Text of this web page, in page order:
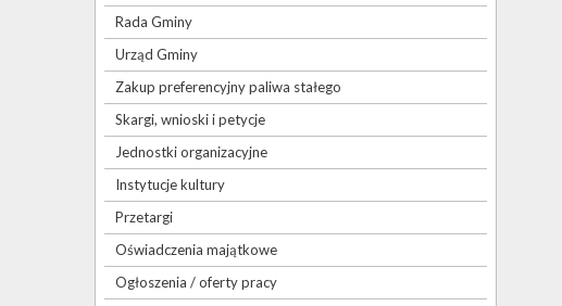
Rada Gminy
Urząd Gminy
Zakup preferencyjny paliwa stałego
Skargi, wnioski i petycje
Jednostki organizacyjne
Instytucje kultury
Przetargi
Oświadczenia majątkowe
Ogłoszenia / oferty pracy